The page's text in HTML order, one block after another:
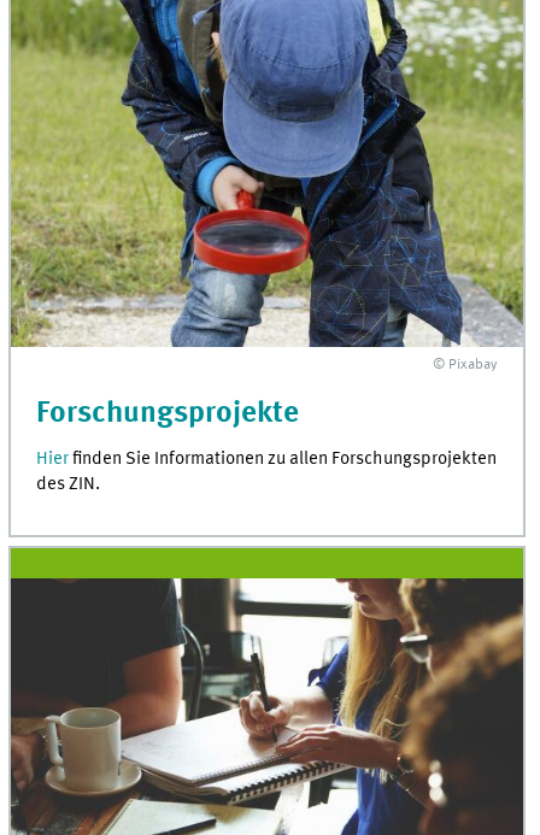
© Pixabay
Forschungsprojekte
Hierfinden Sie Informationen zu allen Forschungsprojekten
des ZIN.